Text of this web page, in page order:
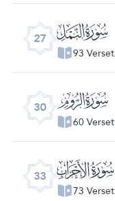
27 ﮧ
93 Verset
30 ﮪ
60 Verset
33 ﮭ
73 Verset